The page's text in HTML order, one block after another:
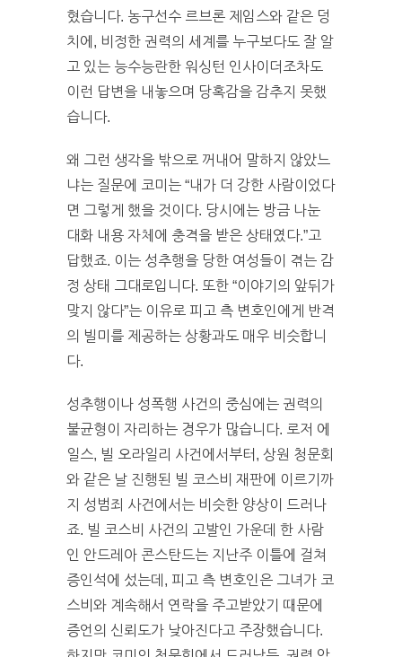
혔습니다. 농구선수 르브론 제임스와 같은 덩
치에, 비정한 권력의 세계를 누구보다도 잘 알
고 있는 능수능란한 워싱턴 인사이더조차도
이런 답변을 내놓으며 당혹감을 감추지 못했
습니다.
왜 그런 생각을 밖으로 꺼내어 말하지 않았느
냐는 질문에 코미는 “내가 더 강한 사람이었다
면 그렇게 했을 것이다. 당시에는 방금 나눈
대화 내용 자체에 충격을 받은 상태였다.”고
답했죠. 이는 성추행을 당한 여성들이 겪는 감
정 상태 그대로입니다. 또한 “이야기의 앞뒤가
맞지 않다”는 이유로 피고 측 변호인에게 반격
의 빌미를 제공하는 상황과도 매우 비슷합니
다.
성추행이나 성폭행 사건의 중심에는 권력의
불균형이 자리하는 경우가 많습니다. 로저 에
일스, 빌 오라일리 사건에서부터, 상원 청문회
와 같은 날 진행된 빌 코스비 재판에 이르기까
지 성범죄 사건에서는 비슷한 양상이 드러나
죠. 빌 코스비 사건의 고발인 가운데 한 사람
인 안드레아 콘스탄드는 지난주 이틀에 걸쳐
증인석에 섰는데, 피고 측 변호인은 그녀가 코
스비와 계속해서 연락을 주고받았기 때문에
증언의 신뢰도가 낮아진다고 주장했습니다.